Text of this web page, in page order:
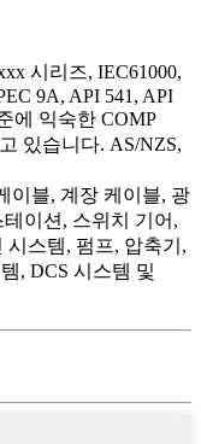
시리즈, IEC61000,
9A, API 541, API
에 익숙한 COMP
있습니다. AS/NZS,
이블, 계장 케이블, 광
이션, 스위치 기어,
시스템, 펌프, 압축기,
, DCS 시스템 및